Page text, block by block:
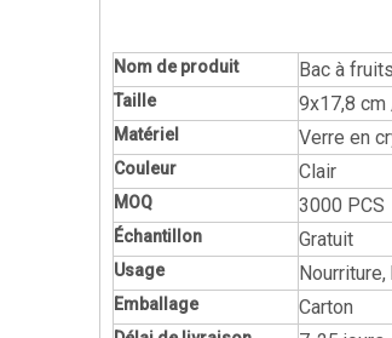
Nom de produit Bac à
Taille 9x17,8
Matériel Verre en
Couleur Clair
MOQ 3000 PCS
Échantillon Gratuit
Usage
Emballage Carton